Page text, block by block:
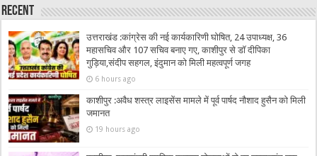
Recent
उत्तराखंड :कांग्रेस की नई कार्यकारिणी घोषित, 24 उपाध्यक्ष, 36
महासचिव और 107 सचिव बनाए गए, काशीपुर से डॉ दीपिका
गुड़िया,संदीप सहगल, इंदुमान को मिली महत्वपूर्ण जगह
6 hours ago
काशीपुर :अवैध शस्त्र लाइसेंस मामले में पूर्व पार्षद नौशाद हुसैन को मिली
जमानत
19 hours ago